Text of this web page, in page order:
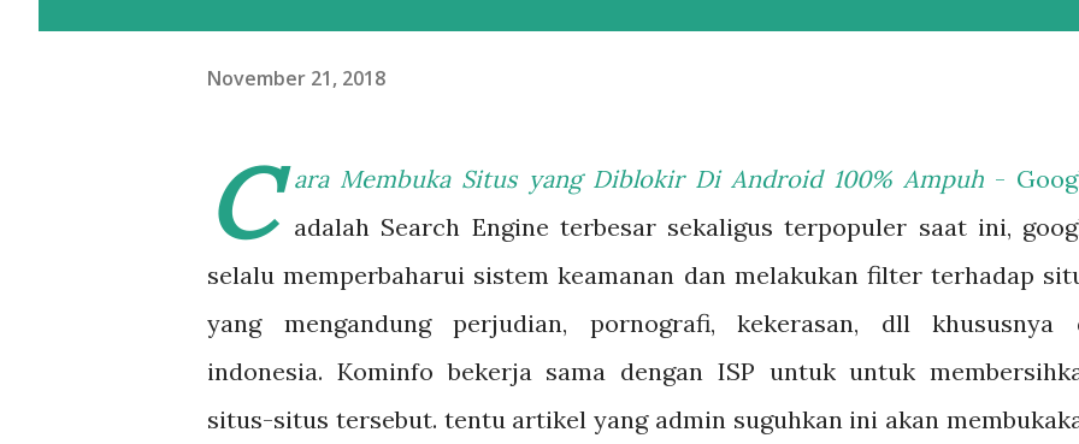
November 21, 2018
C ara Membuka Situs yang Diblokir Di Android 100% Ampuh -
adalah Search Engine terbesar sekaligus terpopuler saat ini,
selalu memperbaharui sistem keamanan dan melakukan filter terhadap
yang mengandung perjudian, pornografi, kekerasan, dll khususnya
indonesia. Kominfo bekerja sama dengan ISP untuk untuk
situs-situs tersebut. tentu artikel yang admin suguhkan ini akan